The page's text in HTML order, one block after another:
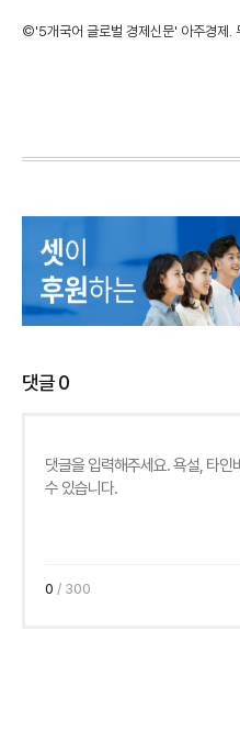
©'5개국어 글로벌 경제신문' 아주경제.
댓글0
0 / 300